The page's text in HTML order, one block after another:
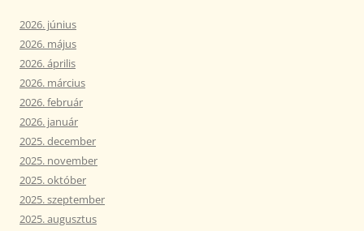
2026. június
2026. május
2026. április
2026. március
2026. február
2026. január
2025. december
2025. november
2025. október
2025. szeptember
2025. augusztus